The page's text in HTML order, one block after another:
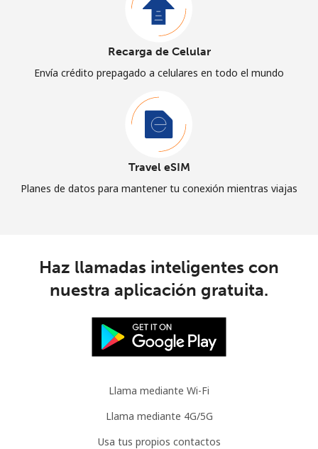
Recarga de Celular
Envía crédito prepagado a celulares en todo el mundo
Travel eSIM
Planes de datos para mantener tu conexión mientras viajas
Haz llamadas inteligentes con
nuestra aplicación gratuita.
Llama mediante Wi-Fi
Llama mediante 4G/5G
Usa tus propios contactos